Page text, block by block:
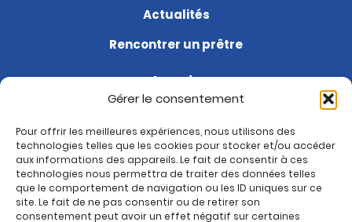
Gérer le consentement
Pour offrir les meilleures expériences, nous utilisons des
technologies telles que les cookies pour stocker et/ou accéder
aux informations des appareils. Le fait de consentir à ces
technologies nous permettra de traiter des données telles
que le comportement de navigation ou les ID uniques sur ce
site. Le fait de ne pas consentir ou de retirer son
consentement peut avoir un effet négatif sur certaines
Actualités
Rencontrer un prêtre
Agenda
Questions fréquentes
Je suis nouveau
Rejoignez-nous sur :